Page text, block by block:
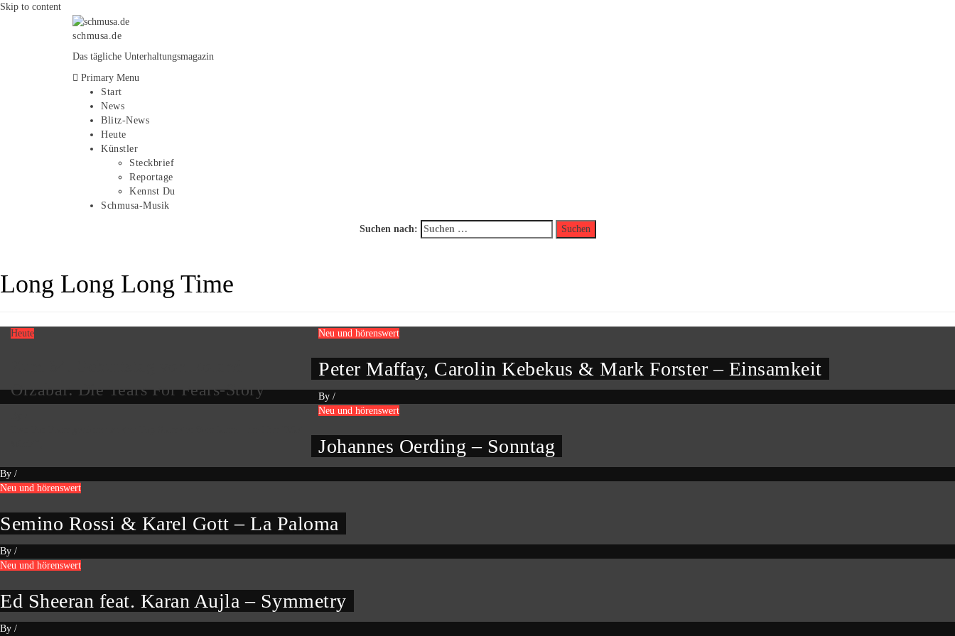
Skip to content
schmusa.de
Das tägliche Unterhaltungsmagazin
Primary Menu
Start
News
Blitz-News
Heute
Künstler
Steckbrief
Reportage
Kennst Du
Schmusa-Musik
Suchen nach:
Long Long Long Time
Heute
Orzabal: Die Tears For Fears-Story
Neu und hörenswert
Peter Maffay, Carolin Kebekus & Mark Forster – Einsamkeit
By /
Neu und hörenswert
Johannes Oerding – Sonntag
By /
Neu und hörenswert
Semino Rossi & Karel Gott – La Paloma
By /
Neu und hörenswert
Ed Sheeran feat. Karan Aujla – Symmetry
By /